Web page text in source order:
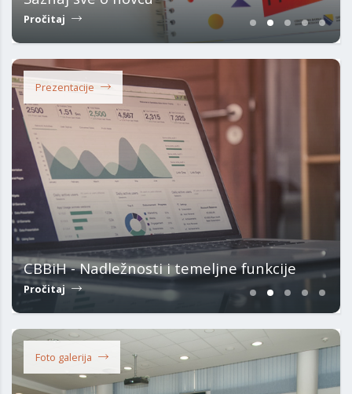
Pročitaj
Prezentacije
CBBiH - Nadležnosti i temeljne funkcije
Pročitaj
Foto galerija